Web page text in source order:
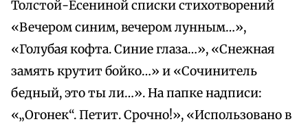
Толстой-Есениной списки стихотворений
«Вечером синим, вечером лунным…»,
«Голубая кофта. Синие глаза…», «Снежная
замять крутит бойко…» и «Сочинитель
бедный, это ты ли…». На папке надписи:
«„Огонек“. Петит. Срочно!», «Использовано в